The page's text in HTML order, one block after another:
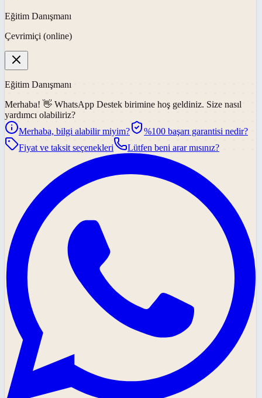
Eğitim Danışmanı
Çevrimiçi (online)
Eğitim Danışmanı
Merhaba! 👋 WhatsApp Destek birimine hoş geldiniz. Size nasıl
yardımcı olabiliriz?
Merhaba, bilgi alabilir miyim?
%100 başarı garantisi nedir?
Fiyat ve taksit seçenekleri
Lütfen beni arar mısınız?